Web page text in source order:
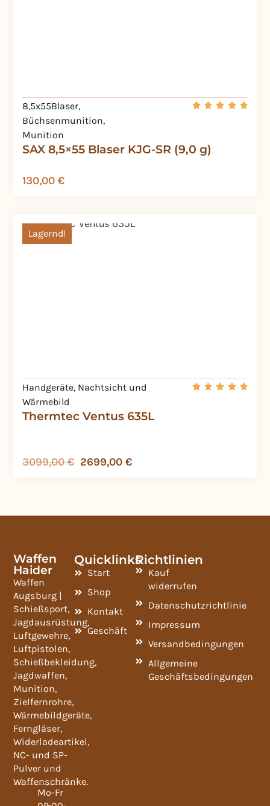
SAX 8,5×55 Blaser KJG-SR (9,0 g)
8,5x55Blaser,
Büchsenmunition,
Munition
130,00 €
Thermtec Ventus 635L
Lagernd!
Handgeräte, Nachtsicht und
Wärmebild
3099,00€ 2699,00 €
Waffen
Haider
Waffen
Augsburg |
Schießsport,
Jagdausrüstung,
Luftgewehre,
Luftpistolen,
Schießbekleidung,
Jagdwaffen,
Munition,
Zielfernrohre,
Wärmebildgeräte,
Ferngläser,
Widerladeartikel,
NC- und SP-
Pulver und
Waffenschränke.
Mo-Fr
Quicklinks
Start
Shop
Kontakt
Geschäft
Richtlinien
Kauf
widerrufen
Datenschutzrichtlinie
Impressum
Versandbedingungen
Allgemeine
Geschäftsbedingungen